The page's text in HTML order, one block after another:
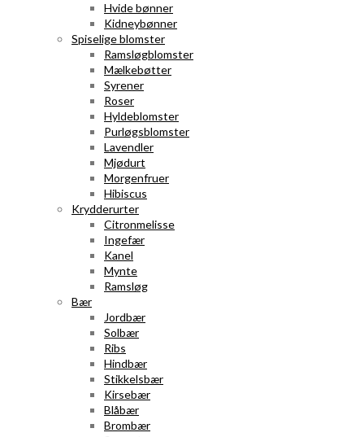
Hvide bønner
Kidneybønner
Spiselige blomster
Ramsløgblomster
Mælkebøtter
Syrener
Roser
Hyldeblomster
Purløgsblomster
Lavendler
Mjødurt
Morgenfruer
Hibiscus
Krydderurter
Citronmelisse
Ingefær
Kanel
Mynte
Ramsløg
Bær
Jordbær
Solbær
Ribs
Hindbær
Stikkelsbær
Kirsebær
Blåbær
Brombær